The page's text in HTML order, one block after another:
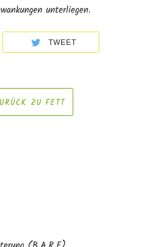
unterliegen.
TWEET
ZU FETT